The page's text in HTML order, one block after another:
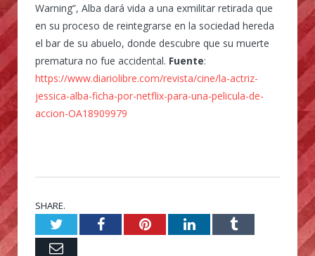
Warning”, Alba dará vida a una exmilitar retirada que
en su proceso de reintegrarse en la sociedad hereda
el bar de su abuelo, donde descubre que su muerte
prematura no fue accidental. Fuente:
https://www.diariolibre.com/revista/cine/la-actriz-
jessica-alba-ficha-por-netflix-para-una-pelicula-de-
accion-OA18909979
SHARE.
TwitterFacebookPinterestLinkedInTumblr
Email